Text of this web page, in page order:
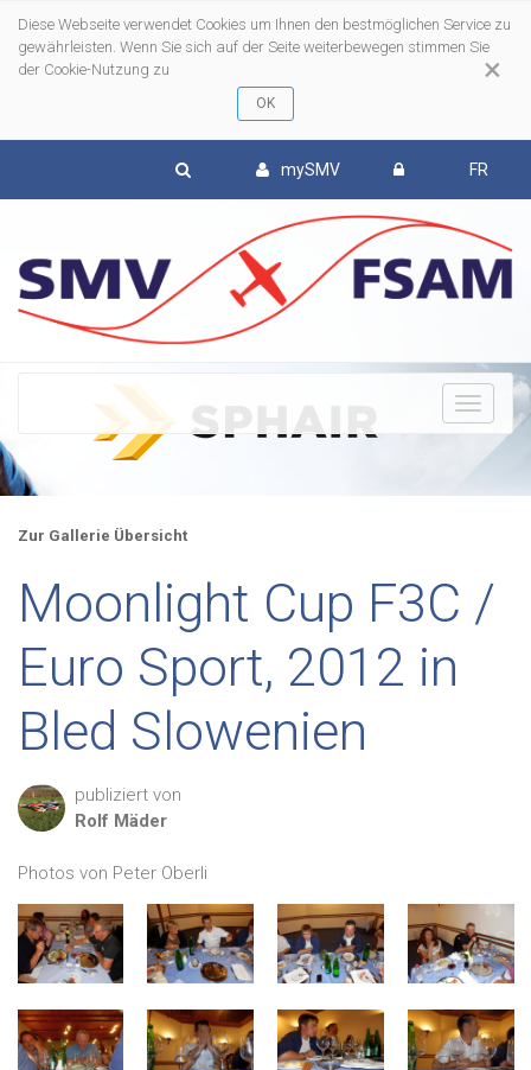
×
Diese Webseite verwendet Cookies um Ihnen den bestmöglichen Service zu
gewährleisten. Wenn Sie sich auf der Seite weiterbewegen stimmen Sie
der Cookie-Nutzung zu
mySMV FR
Zur Gallerie Übersicht
Moonlight Cup F3C /
Euro Sport, 2012 in
Bled Slowenien
publiziert von
Rolf Mäder
Photos von Peter Oberli